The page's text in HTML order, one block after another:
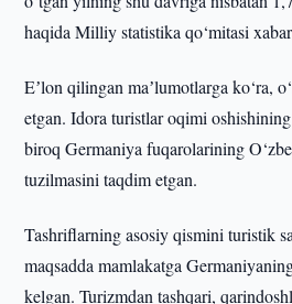
haqida Milliy statistika qo‘mitasi
Eʼlon qilingan maʼlumotlarga ko‘ra,
etgan. Idora turistlar oqimi
biroq Germaniya fuqarolarining
tuzilmasini taqdim etgan.
Tashriflarning asosiy qismini turistik
maqsadda mamlakatga
kelgan. Turizmdan tashqari,